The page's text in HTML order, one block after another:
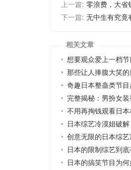
上一篇: 零浪费，大省
下一篇: 无中生有究竟
相关文章
想要观众爱上一档
那些让人捧腹大笑
奇趣日本整蛊类节
完整揭秘：男扮女
不用再掏钱观看日
日本综艺冷漠姐破
创意无限的日本综艺
日本的限制综艺到
日本的搞笑节目为